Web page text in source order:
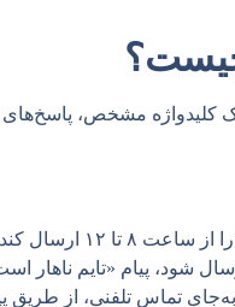
چیست؟
کلیدواژه مشخص،
تماس تلفنی، از طریق